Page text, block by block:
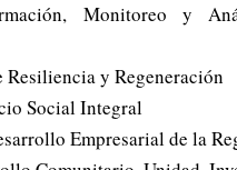
Monitoreo y
Resiliencia y Regeneración
Social Integral
Empresarial de la